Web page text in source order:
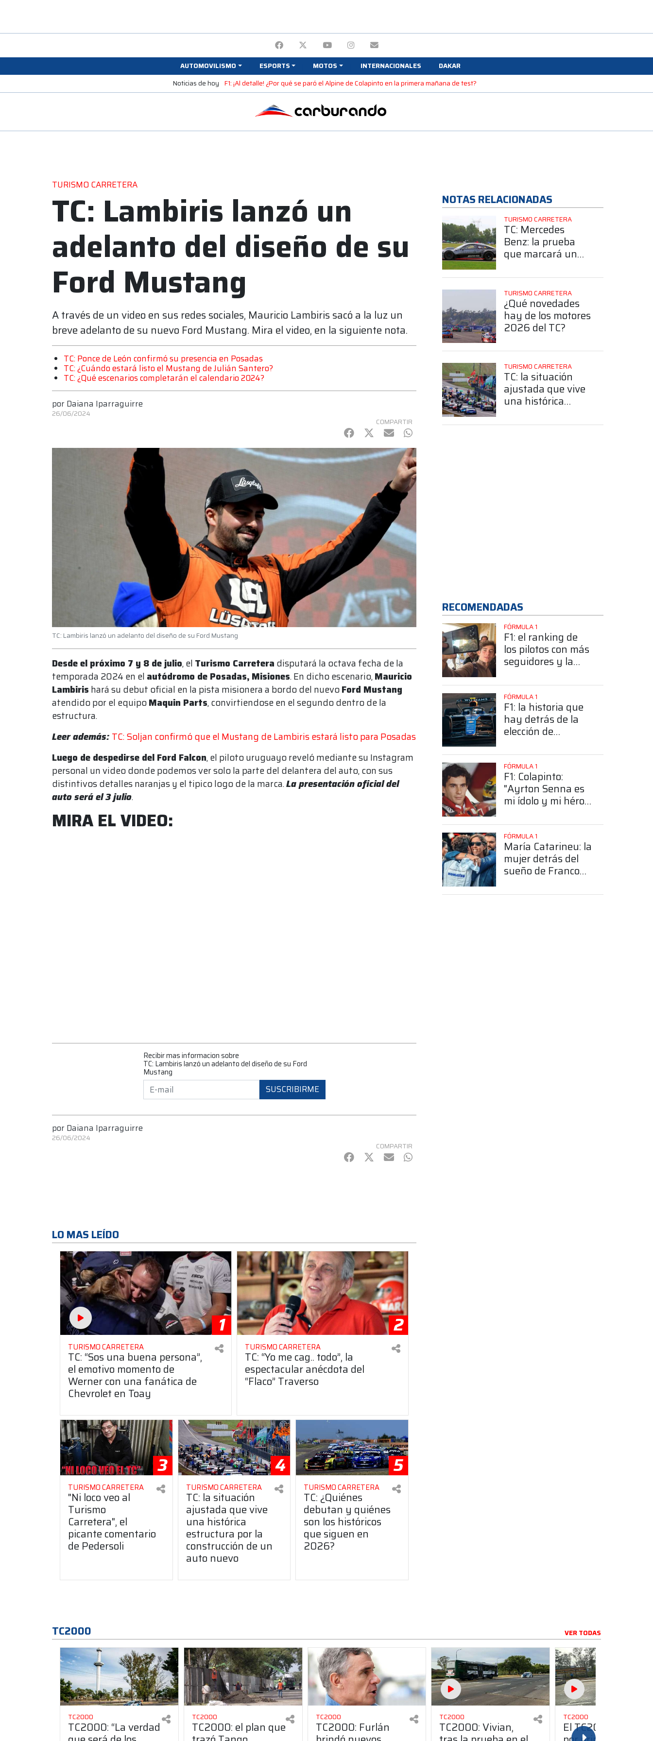
AUTOMOVILISMO ESPORTS MOTOS INTERNACIONALES
DAKAR
Noticias de hoy F1: ¡Al detalle! ¿Por qué se paró el Alpine de Colapinto en la primera mañana de test?
TURISMO CARRETERA
TC: Lambiris lanzó un
adelanto del diseño de su
Ford Mustang
A través de un video en sus redes sociales, Mauricio Lambiris sacó a la luz un
breve adelanto de su nuevo Ford Mustang. Mira el video, en la siguiente nota.
TC: Ponce de León confirmó su presencia en Posadas
TC: ¿Cuándo estará listo el Mustang de Julián Santero?
TC: ¿Qué escenarios completarán el calendario 2024?
por Daiana Iparraguirre
26/06/2024
COMPARTIR
Facebook
Twitter
mail WhatsApp
TC: Lambiris lanzó un adelanto del diseño de su Ford Mustang
Desde el próximo 7 y 8 de julio, el Turismo Carretera disputará la octava fecha de la
temporada 2024 en el autódromo de Posadas, Misiones. En dicho escenario,Mauricio
Lambiris hará su debut oficial en la pista misionera a bordo del nuevoFord Mustang
atendido por el equipoMaquin Parts, convirtiendose en el segundo dentro de la
estructura.
Leer además: TC: Soljan confirmó que el Mustang de Lambiris estará listo para Posadas
Luego de despedirse del Ford Falcon, el piloto uruguayo reveló mediante su Instagram
personal un video donde podemos ver solo la parte del delantera del auto, con sus
distintivos detalles naranjas y el tipico logo de la marca.La presentación oficial del
auto será el 3 julio.
MIRA EL VIDEO:
Recibir mas informacion sobre
TC: Lambiris lanzó un adelanto del diseño de su Ford
Mustang
SUSCRIBIRME
por Daiana Iparraguirre
26/06/2024
COMPARTIR
Facebook
Twitter
mail WhatsApp
LO MAS LEÍDO
1
TURISMO CARRETERA
TC: “Sos una buena persona”,
el emotivo momento de
Werner con una fanática de
Chevrolet en Toay
2
TURISMO CARRETERA
TC: “Yo me cag.. todo”, la
espectacular anécdota del
“Flaco” Traverso
3
TURISMO CARRETERA
"Ni loco veo al
Turismo
Carretera", el
picante comentario
de Pedersoli
4
TURISMO CARRETERA
TC: la situación
ajustada que vive
una histórica
estructura por la
construcción de un
auto nuevo
5
TURISMO CARRETERA
TC: ¿Quiénes
debutan y quiénes
son los históricos
que siguen en
2026?
NOTAS RELACIONADAS
TURISMO CARRETERA
TC: Mercedes
Benz: la prueba
que marcará un
después previo a la
cita en El Calafate
TURISMO CARRETERA
¿Qué novedades
hay de los motores
2026 del TC?
TURISMO CARRETERA
TC: la situación
ajustada que vive
una histórica
construcción de un
RECOMENDADAS
FÓRMULA 1
F1: el ranking de
los pilotos con más
seguidores y la
posición de
Colapinto
FÓRMULA 1
F1: la historia que
hay detrás de la
elección de
número 43
FÓRMULA 1
F1: Colapinto:
"Ayrton Senna es
mi ídolo y mi héroe
FÓRMULA 1
María Catarineu: la
mujer detrás del
sueño de Franco
Fórmula 1
TC2000 VER TODAS
TC2000
TC2000: “La verdad
TC2000
TC2000: el plan que
TC2000
TC2000: Furlán
TC2000
TC2000: Vivian,
TC2000
El TC2000 aceleró